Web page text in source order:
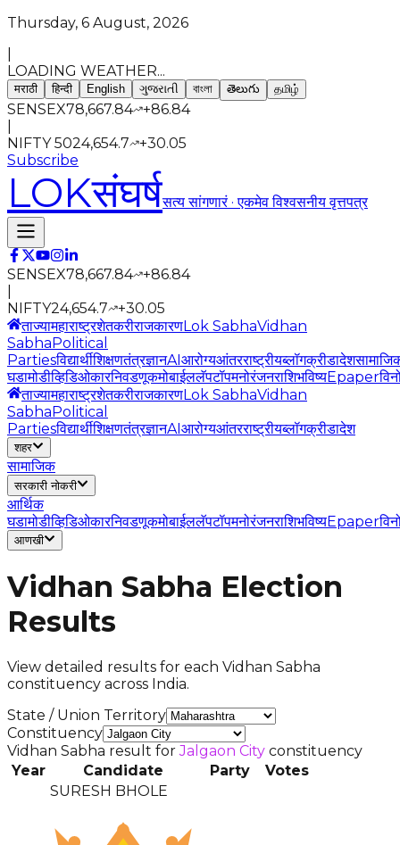
Thursday, 6 August, 2026
LOADING WEATHER...
मराठी हिन्दी English ગુજરાતી বাংলা తెలుగు தமிழ்
SENSEX78,667.84 +86.84
NIFTY 5024,654.7 +30.05
Subscribe
LOKसंघर्षसत्य सांगणारं · एकमेव विश्वसनीय वृत्तपत्र
SENSEX78,667.84 +86.84
NIFTY24,654.7 +30.05
ताज्यामहाराष्ट्रशेतकरीराजकारणLok SabhaVidhan
SabhaPolitical
Partiesविद्यार्थीशिक्षणतंत्रज्ञानAIआरोग्यआंतरराष्ट्रीयब्लॉगक्रीडादेश
घडामोडीव्हिडिओकारनिवडणूकमोबाईललॅपटॉपमनोरंजनराशिभविष्यEpaper
ताज्यामहाराष्ट्रशेतकरीराजकारणLok SabhaVidhan
SabhaPolitical
Partiesविद्यार्थीशिक्षणतंत्रज्ञानAIआरोग्यआंतरराष्ट्रीयब्लॉगक्रीडादेश
शहर
सामाजिक
सरकारी नोकरी
आर्थिक
घडामोडीव्हिडिओकारनिवडणूकमोबाईललॅपटॉपमनोरंजनराशिभविष्यEpaper
आणखी
Vidhan Sabha Election
Results
View detailed results for each Vidhan Sabha
constituency across India.
State / Union Territory
Constituency
Vidhan Sabha result for Jalgaon City constituency
Year
Candidate Party Votes
SURESH BHOLE